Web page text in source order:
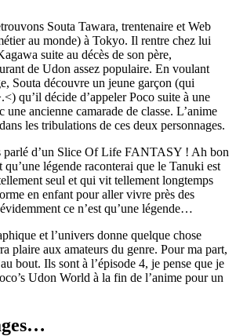
Souta Tawara, trentenaire et Web
au monde) à Tokyo. Il rentre chez lui
suite au décès de son père,
de Udon assez populaire. En voulant
Souta découvre un jeune garçon (qui
qu’il décide d’appeler Poco suite à une
une ancienne camarade de classe. L’anime
les tribulations de ces deux personnages.
parlé d’un Slice Of Life FANTASY ! Ah bon
qu’une légende raconterai que le Tanuki est
seul et qui vit tellement longtemps
en enfant pour aller vivre près des
ce n’est qu’une légende…
et l’univers donne quelque chose
plaire aux amateurs du genre. Pour ma part,
bout. Ils sont à l’épisode 4, je pense que je
Udon World à la fin de l’anime pour un